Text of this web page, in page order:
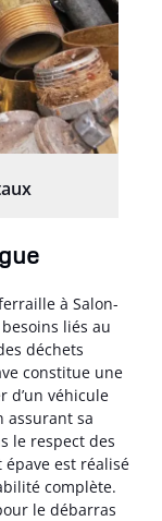
à Salon-
liés au
déchets
constitue une
d’un véhicule
assurant sa
le respect des
épave est réalisé
complète.
le débarras